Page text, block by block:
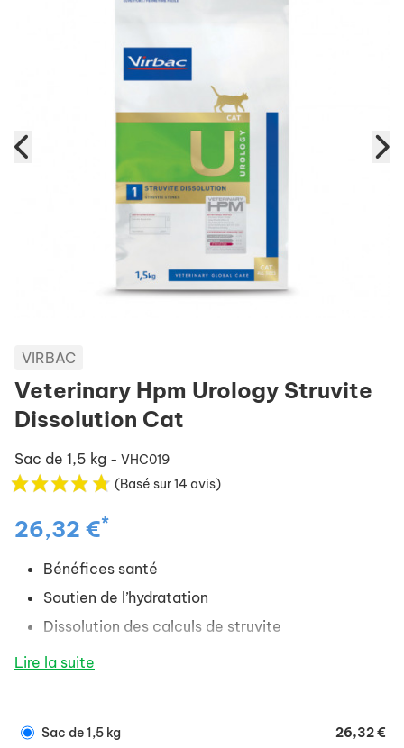
VIRBAC
Veterinary Hpm Urology Struvite
Dissolution Cat
Sac de 1,5 kg - VHC019
(Basé sur 14 avis)
26,32 €*
Bénéfices santé
Soutien de l’hydratation
Dissolution des calculs de struvite
Prévention des récidives de calculs de struvite et
Aide au maintien du poids
Lire la suite
Sac de 1,5 kg 26,32 €